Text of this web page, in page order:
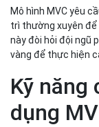
Mô hình MVC yêu
trì thường xuyên để
này đòi hỏi đội ngũ
vàng để thực hiện
Kỹ năng
dụng